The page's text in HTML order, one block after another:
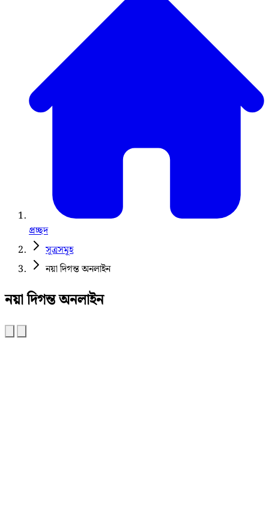
প্রচ্ছদ
সূত্রসমূহ
নয়া দিগন্ত অনলাইন
নয়া দিগন্ত অনলাইন